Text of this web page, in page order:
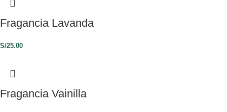
Fragancia Lavanda
S/25.00
Fragancia Vainilla